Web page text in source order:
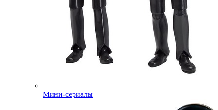
Мини-сериалы